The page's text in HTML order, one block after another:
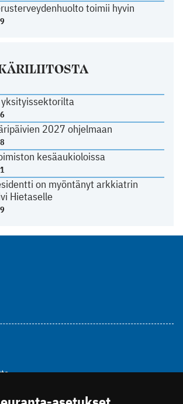
toimii hyvin
2027 ohjelmaan
kesäaukioloissa
on myöntänyt arkkiatrin
Hietaselle